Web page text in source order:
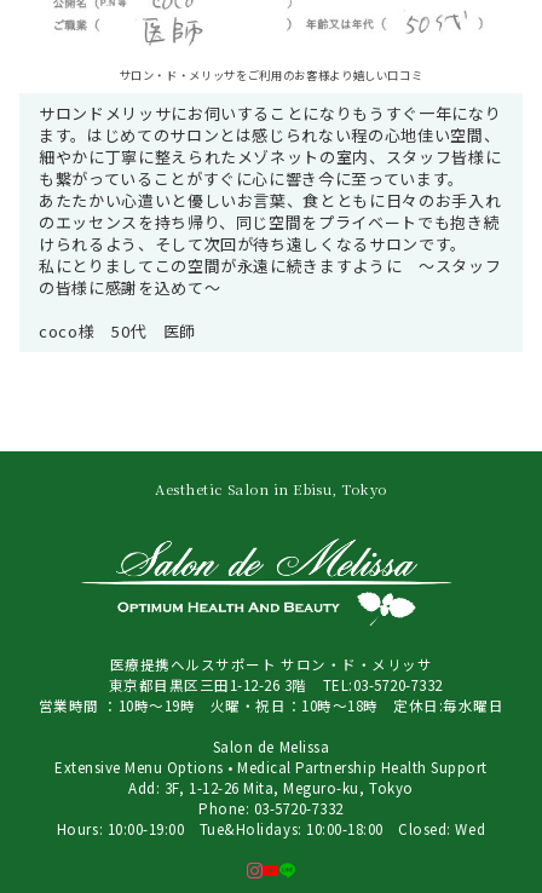
サロン・ド・メリッサをご利用のお客様より嬉しい口コミ
サロンドメリッサにお伺いすることになりもうすぐ一年になり
ます。はじめてのサロンとは感じられない程の心地佳い空間、
細やかに丁寧に整えられたメゾネットの室内、スタッフ皆様に
も繋がっていることがすぐに心に響き今に至っています。
あたたかい心遣いと優しいお言葉、食とともに日々のお手入れ
のエッセンスを持ち帰り、同じ空間をプライベートでも抱き続
けられるよう、そして次回が待ち遠しくなるサロンです。
私にとりましてこの空間が永遠に続きますように ～スタッフ
の皆様に感謝を込めて～
coco様 50代 医師
Aesthetic Salon in Ebisu, Tokyo
医療提携ヘルスサポート サロン・ド・メリッサ
東京都目黒区三田1-12-26 3階 TEL:03-5720-7332
営業時間 ：10時～19時 火曜・祝日：10時～18時 定休日:毎水曜日
Salon de Melissa
Extensive Menu Options • Medical Partnership Health Support
Add: 3F, 1-12-26 Mita, Meguro-ku, Tokyo
Phone: 03-5720-7332
Hours: 10:00-19:00 Tue&Holidays: 10:00-18:00 Closed: Wed